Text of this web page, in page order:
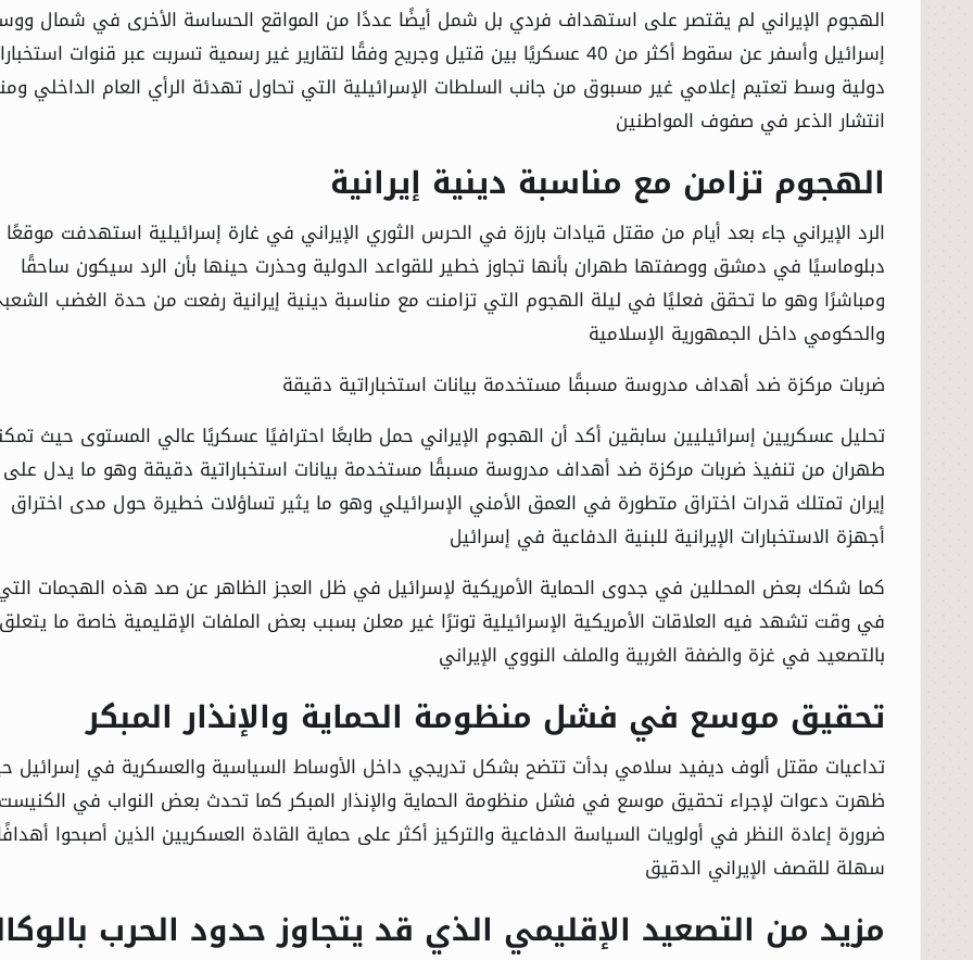
الرئيسية
الأخبار
الهجوم الإيراني لم يقتصر على استهداف فردي بل شمل أيضًا عددًا من المواقع الحساسة الأخرى في شمال
إسرائيل وأسفر عن سقوط أكثر من 40 عسكريًا بين قتيل وجريح وفقًا لتقارير غير رسمية تسربت عبر قنوات
دولية وسط تعتيم إعلامي غير مسبوق من جانب السلطات الإسرائيلية التي تحاول تهدئة الرأي العام الداخلي
انتشار الذعر في صفوف المواطنين
الهجوم تزامن مع مناسبة دينية إيرانية
الرد الإيراني جاء بعد أيام من مقتل قيادات بارزة في الحرس الثوري الإيراني في غارة إسرائيلية استهدفت موقعًا
دبلوماسيًا في دمشق ووصفتها طهران بأنها تجاوز خطير للقواعد الدولية وحذرت حينها بأن الرد سيكون ساحقًا
ومباشرًا وهو ما تحقق فعليًا في ليلة الهجوم التي تزامنت مع مناسبة دينية إيرانية رفعت من حدة الغضب
والحكومي داخل الجمهورية الإسلامية
ضربات مركزة ضد أهداف مدروسة مسبقًا مستخدمة بيانات استخباراتية دقيقة
تحليل عسكريين إسرائيليين سابقين أكد أن الهجوم الإيراني حمل طابعًا احترافيًا عسكريًا عالي المستوى حيث
طهران من تنفيذ ضربات مركزة ضد أهداف مدروسة مسبقًا مستخدمة بيانات استخباراتية دقيقة وهو ما يدل
إيران تمتلك قدرات اختراق متطورة في العمق الأمني الإسرائيلي وهو ما يثير تساؤلات خطيرة حول مدى اختراق
أجهزة الاستخبارات الإيرانية للبنية الدفاعية في إسرائيل
كما شكك بعض المحللين في جدوى الحماية الأمريكية لإسرائيل في ظل العجز الظاهر عن صد هذه الهجمات
في وقت تشهد فيه العلاقات الأمريكية الإسرائيلية توترًا غير معلن بسبب بعض الملفات الإقليمية خاصة ما يتعلق
بالتصعيد في غزة والضفة الغربية والملف النووي الإيراني
تحقيق موسع في فشل منظومة الحماية والإنذار المبكر
تداعيات مقتل ألوف ديفيد سلامي بدأت تتضح بشكل تدريجي داخل الأوساط السياسية والعسكرية في إسرائيل
ظهرت دعوات لإجراء تحقيق موسع في فشل منظومة الحماية والإنذار المبكر كما تحدث بعض النواب في
ضرورة إعادة النظر في أولويات السياسة الدفاعية والتركيز أكثر على حماية القادة العسكريين الذين أصبحوا
سهلة للقصف الإيراني الدقيق
مزيد من التصعيد الإقليمي الذي قد يتجاوز حدود الحرب